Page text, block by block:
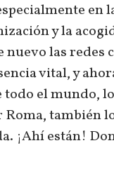
en
y la
las redes
vital, y
el mundo,
también
¡Ahí están!